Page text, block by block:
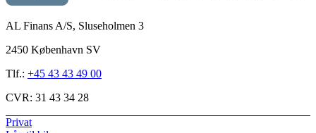
AL Finans A/S, Sluseholmen 3
2450 København SV
Tlf.: +45 43 43 49 00
CVR: 31 43 34 28
Privat